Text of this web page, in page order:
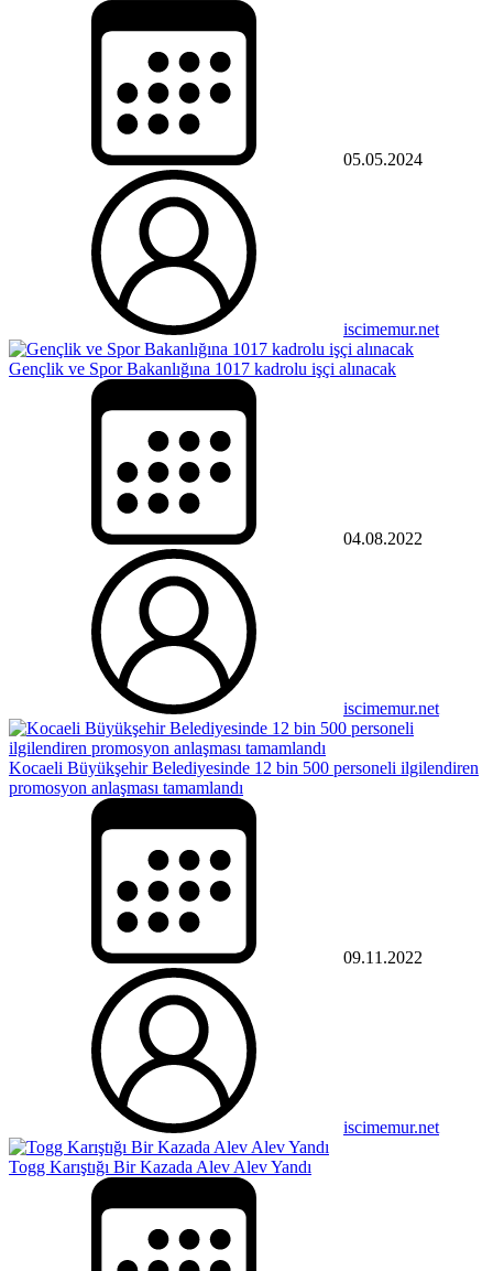
05.05.2024
iscimemur.net
Gençlik ve Spor Bakanlığına 1017 kadrolu işçi alınacak
04.08.2022
iscimemur.net
Kocaeli Büyükşehir Belediyesinde 12 bin 500 personeli ilgilendiren
promosyon anlaşması tamamlandı
09.11.2022
iscimemur.net
Togg Karıştığı Bir Kazada Alev Alev Yandı